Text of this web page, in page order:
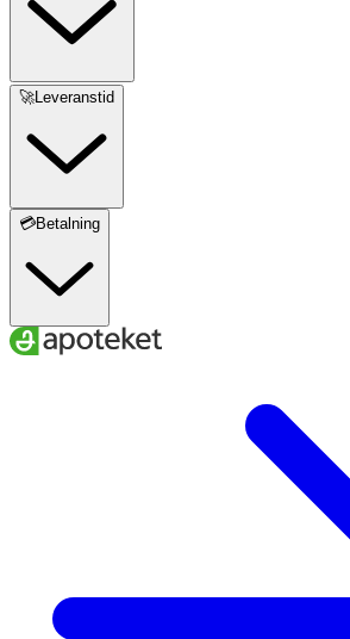
🚀Leveranstid
💳Betalning